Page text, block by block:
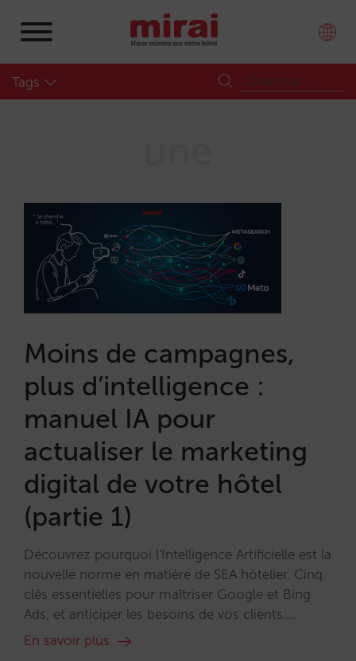
Tags
Moins de campagnes,
plus d’intelligence :
manuel IA pour
actualiser le marketing
digital de votre hôtel
(partie 1)
Découvrez pourquoi l'Intelligence Artificielle est la
nouvelle norme en matière de SEA hôtelier. Cinq
clés essentielles pour maîtriser Google et Bing
Ads, et anticiper les besoins de vos clients....
En savoir plus